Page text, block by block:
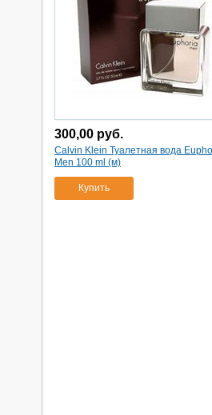
300,00 руб.
Calvin Klein Туалетная вода
Men 100 ml (м)
Купить